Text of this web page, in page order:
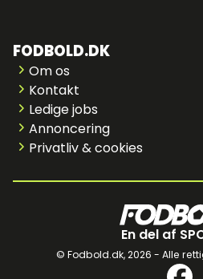
FODBOLD.DK
Om os
Kontakt
Ledige jobs
Annoncering
Privatliv & cookies
En del af
© Fodbold.dk,2026 - Alle